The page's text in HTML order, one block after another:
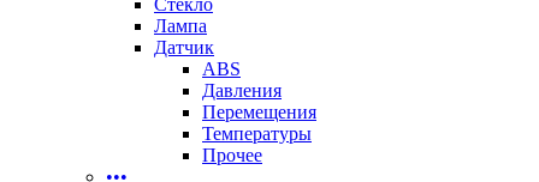
Стекло
Лампа
Датчик
ABS
Давления
Перемещения
Температуры
Прочее
•••